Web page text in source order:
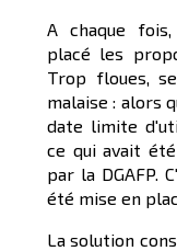
A chaque
placé les
Trop floues,
malaise : alors
date limite
ce qui avait
par la DGAFP.
été mise en
La solution